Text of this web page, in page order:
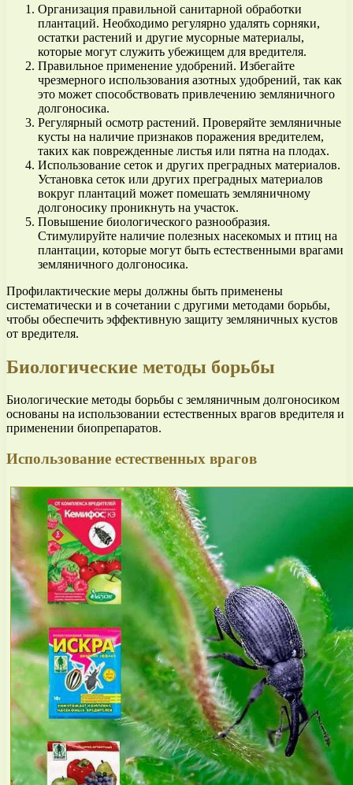
Организация правильной санитарной обработки
плантаций. Необходимо регулярно удалять сорняки,
остатки растений и другие мусорные материалы,
которые могут служить убежищем для вредителя.
Правильное применение удобрений. Избегайте
чрезмерного использования азотных удобрений, так как
это может способствовать привлечению земляничного
долгоносика.
Регулярный осмотр растений. Проверяйте земляничные
кусты на наличие признаков поражения вредителем,
таких как поврежденные листья или пятна на плодах.
Использование сеток и других преградных материалов.
Установка сеток или других преградных материалов
вокруг плантаций может помешать земляничному
долгоносику проникнуть на участок.
Повышение биологического разнообразия.
Стимулируйте наличие полезных насекомых и птиц на
плантации, которые могут быть естественными врагами
земляничного долгоносика.
Профилактические меры должны быть применены
систематически и в сочетании с другими методами борьбы,
чтобы обеспечить эффективную защиту земляничных кустов
от вредителя.
Биологические методы борьбы
Биологические методы борьбы с земляничным долгоносиком
основаны на использовании естественных врагов вредителя и
применении биопрепаратов.
Использование естественных врагов